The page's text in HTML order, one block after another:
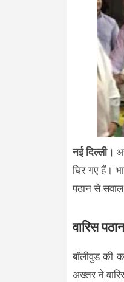
नई दिल्ली।
घिर गए हैं।
पठान से
वारिस
बॉलीवुड की
अख्तर ने